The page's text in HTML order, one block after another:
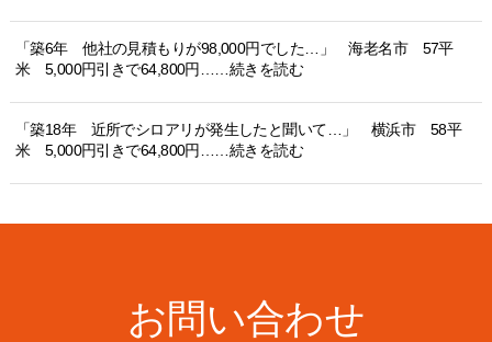
「築6年 他社の見積もりが98,000円でした…」 海老名市 57平
米 5,000円引きで64,800円……続きを読む
「築18年 近所でシロアリが発生したと聞いて…」 横浜市 58平
米 5,000円引きで64,800円……続きを読む
お問い合わせ